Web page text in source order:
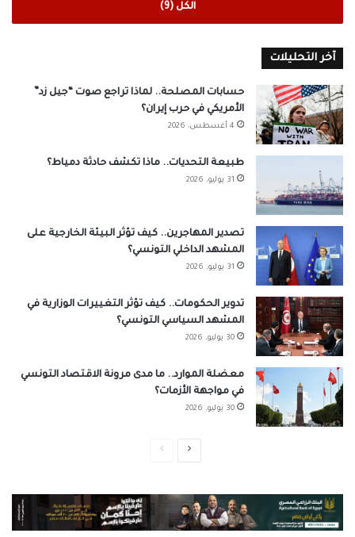
الكل (9)
آخر التحليلات
حسابات المصلحة.. لماذا تراجع صوت “جيل زد”
الأمريكي في حرب إيران؟
4 أغسطس، 2026
طبيعة التحديات.. ماذا تكشف حادثة دمياط؟
31 يوليو، 2026
تصدير المهاجرين.. كيف تؤثر البيئة الخارجية على
المشهد الداخلي التونسي؟
31 يوليو، 2026
تدوير الحكومات.. كيف تؤثر التغييرات الوزارية في
المشهد السياسي التونسي؟
30 يوليو، 2026
معضلة الموارد.. ما مدى مرونة الاقتصاد التونسي
في مواجهة الأزمات؟
30 يوليو، 2026
الصفحةالصفحة